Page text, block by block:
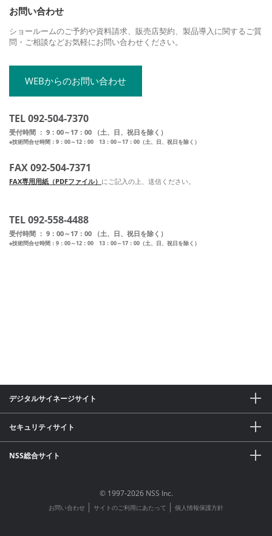
お問い合わせ
ショールームのご予約や資料請求、販売店契約、製品導入に関するご質
問・ご相談などお気軽にお問い合わせください。
WEBからのお問い合わせ
TEL 092-504-7370
受付時間 ： 9：00～17：00 （土、日、祝日を除く）
※技術問合せ時間：9：00～12：00 13：00～17：00（土、日、祝日を除く）
FAX 092-504-7371
FAX専用用紙（PDFファイル） にご記入の上、送信ください。
TEL 092-558-4488
受付時間 ： 9：00～17：00 （土、日、祝日を除く）
※技術問合せ時間：9：00～12：00 13：00～17：00（土、日、祝日を除く）
デジタルサイネージサイト
セキュリティサイト
NSS総合サイト
© 1997-2026 NSS Inc.
お問い合わせ サイトのご利用にあたって 個人情報保護方針